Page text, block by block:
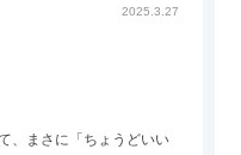
2025.3.27
、まさに「ちょうどいい